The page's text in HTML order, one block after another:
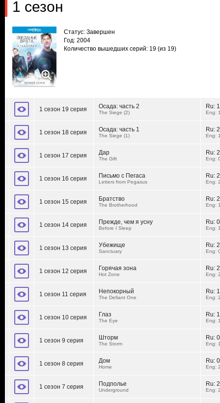
1 сезон
Статус: Завершен
Год: 2004
Количество вышедших серий: 19 (из 19)
1 сезон 19 серия Осада: часть 2
The Siege (2)
Ru:
Eng:
1 сезон 18 серия Осада: часть 1
The Siege (1)
Ru:
Eng:
1 сезон 17 серия Дар
The Gift
Ru:
Eng:
1 сезон 16 серия Письмо с Пегаса
Letters from Pegasus
Ru:
Eng:
1 сезон 15 серия Братство
The Brotherhood
Ru:
Eng:
1 сезон 14 серия Прежде, чем я усну
Before I Sleep
Ru:
Eng:
1 сезон 13 серия Убежище
Sanctuary
Ru:
Eng:
1 сезон 12 серия Горячая зона
Hot Zone
Ru:
Eng:
1 сезон 11 серия Непокорный
The Defiant One
Ru:
Eng:
1 сезон 10 серия Глаз
The Eye
Ru:
Eng:
1 сезон 9 серия Шторм
The Storm
Ru:
Eng:
1 сезон 8 серия Дом
Home
Ru:
Eng:
1 сезон 7 серия Подполье
Underground
Ru:
Eng: